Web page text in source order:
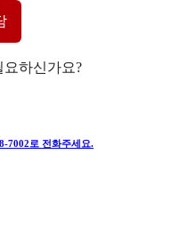
요하신가요?
7002 로 전화주세요.